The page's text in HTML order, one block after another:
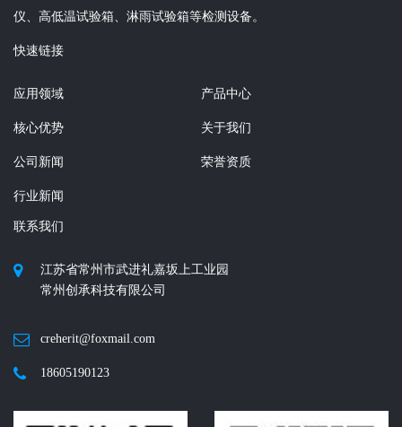
仪、高低温试验箱、淋雨试验箱等检测设备。
快速链接
应用领域 产品中心
核心优势 关于我们
公司新闻 荣誉资质
行业新闻
联系我们
江苏省常州市武进礼嘉坂上工业园
常州创承科技有限公司
creherit@foxmail.com
18605190123